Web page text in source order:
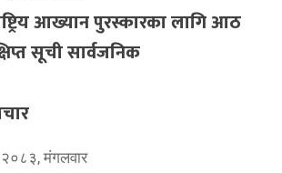
आख्यान पुरस्कारका लागि आठ
सूची सार्वजनिक
मंगलवार